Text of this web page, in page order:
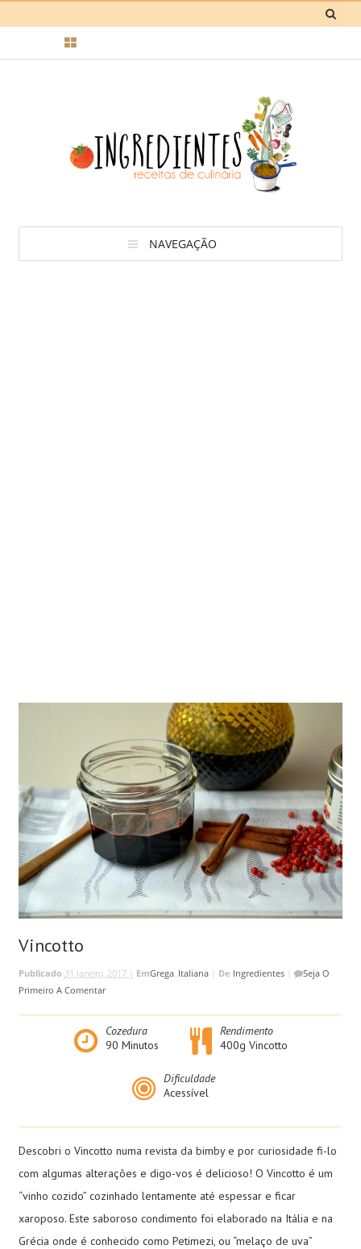
NAVEGAÇÃO
Vincotto
Publicado 31 Janeiro, 2017 | EmGrega, Italiana| De Ingredientes|
Seja O
Primeiro A Comentar
Cozedura
90 Minutos
Rendimento
400g Vincotto
Dificuldade
Acessível
Descobri o Vincotto numa revista da bimby e por curiosidade fi-lo
com algumas alterações e digo-vos é delicioso! O Vincotto é um
“vinho cozido” cozinhado lentamente até espessar e ficar
xaroposo. Este saboroso condimento foi elaborado na Itália e na
Grécia onde é conhecido como Petimezi, ou “melaço de uva”